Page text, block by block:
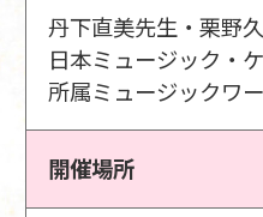
丹下直美先生・栗野
日本ミュージック・
所属ミュージックワ
開催場所